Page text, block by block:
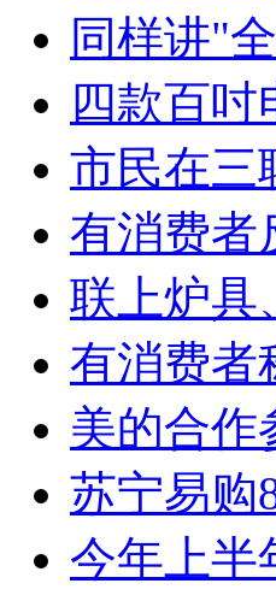
同样讲"
四款百
市民在三
有消费者
联上炉具
有消费者
美的合作
苏宁易购
今年上半